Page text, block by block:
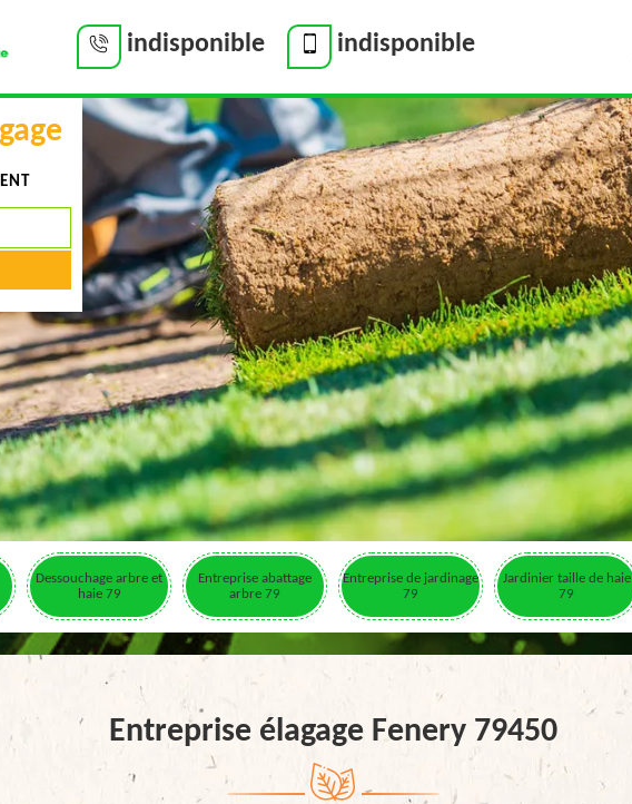
indisponible indisponible
Dessouchage arbre et
haie 79
Entreprise abattage
arbre 79
Entreprise de jardinage
79
Jardinier taille de haie
79
Entreprise élagage Fenery 79450